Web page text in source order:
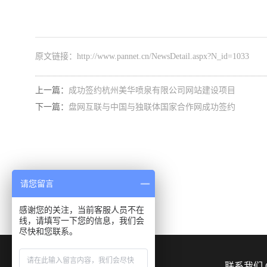
原文链接： http://www.pannet.cn/NewsDetail.aspx?N_id=1033
上一篇： 成功签约杭州美华喷泉有限公司网站建设项目
下一篇： 盘网互联与中国与独联体国家合作网成功签约
请您留言
感谢您的关注，当前客服人员不在
线，请填写一下您的信息，我们会
尽快和您联系。